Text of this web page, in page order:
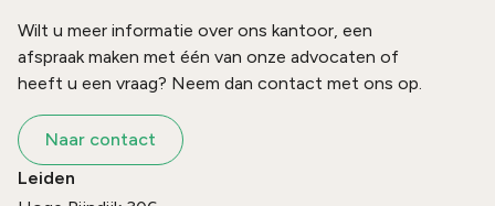
Wilt u meer informatie over ons kantoor, een
afspraak maken met één van onze advocaten of
heeft u een vraag? Neem dan contact met ons op.
Naar contact
Leiden